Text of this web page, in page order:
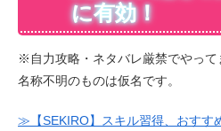
に有効！
※自力攻略・ネタバレ厳禁でやっ
名称不明のものは仮名です。
≫【SEKIRO】スキル習得、おすす